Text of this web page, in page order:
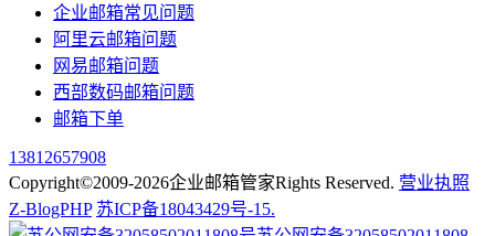
企业邮箱常见问题
阿里云邮箱问题
网易邮箱问题
西部数码邮箱问题
邮箱下单
13812657908
Copyright©2009-2026企业邮箱管家Rights Reserved. 营业执照
Z-BlogPHP 苏ICP备18043429号-15.